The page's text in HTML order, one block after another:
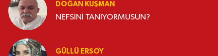
DOĞAN KUŞMAN
NEFSİNİ TANIYORMUSUN?
GÜLLÜ ERSOY